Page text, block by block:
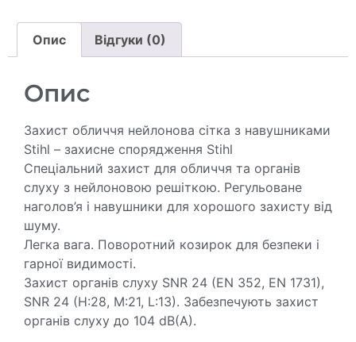
Опис Відгуки (0)
Опис
Захист обличчя нейлонова сітка з навушниками
Stihl – захисне спорядження Stihl
Спеціальний захист для обличчя та органів
слуху з нейлоновою решіткою. Регульоване
наголов’я і навушники для хорошого захисту від
шуму.
Легка вага. Поворотний козирок для безпеки і
гарної видимості.
Захист органів слуху SNR 24 (EN 352, EN 1731),
SNR 24 (H:28, M:21, L:13). Забезпечують захист
органів слуху до 104 dB(A).